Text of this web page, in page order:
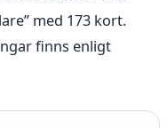
med 173 kort.
finns enligt